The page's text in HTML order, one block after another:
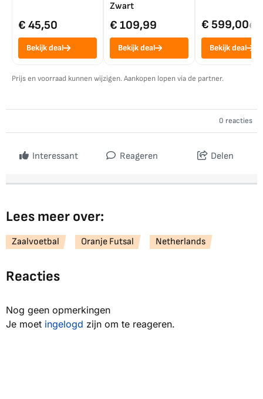
€ 45,50
Bekijk deal
Zwart
€ 109,99
Bekijk deal
€ 599,00€
Bekijk deal
Prijs en voorraad kunnen wijzigen. Aankopen lopen via de partner.
0 reacties
Interessant Reageren Delen
Lees meer over:
Zaalvoetbal Oranje Futsal Netherlands
Reacties
Nog geen opmerkingen
Je moet ingelogd zijn om te reageren.